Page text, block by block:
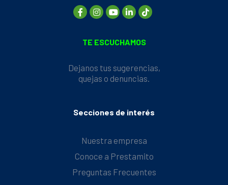
TE ESCUCHAMOS
Dejanos tus sugerencias,
quejas o denuncias.
Secciones de interés
Nuestra empresa
Conoce a Prestamito
Preguntas Frecuentes